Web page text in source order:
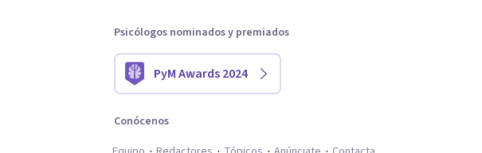
Psicólogos nominados y premiados
PyM Awards 2024
Conócenos